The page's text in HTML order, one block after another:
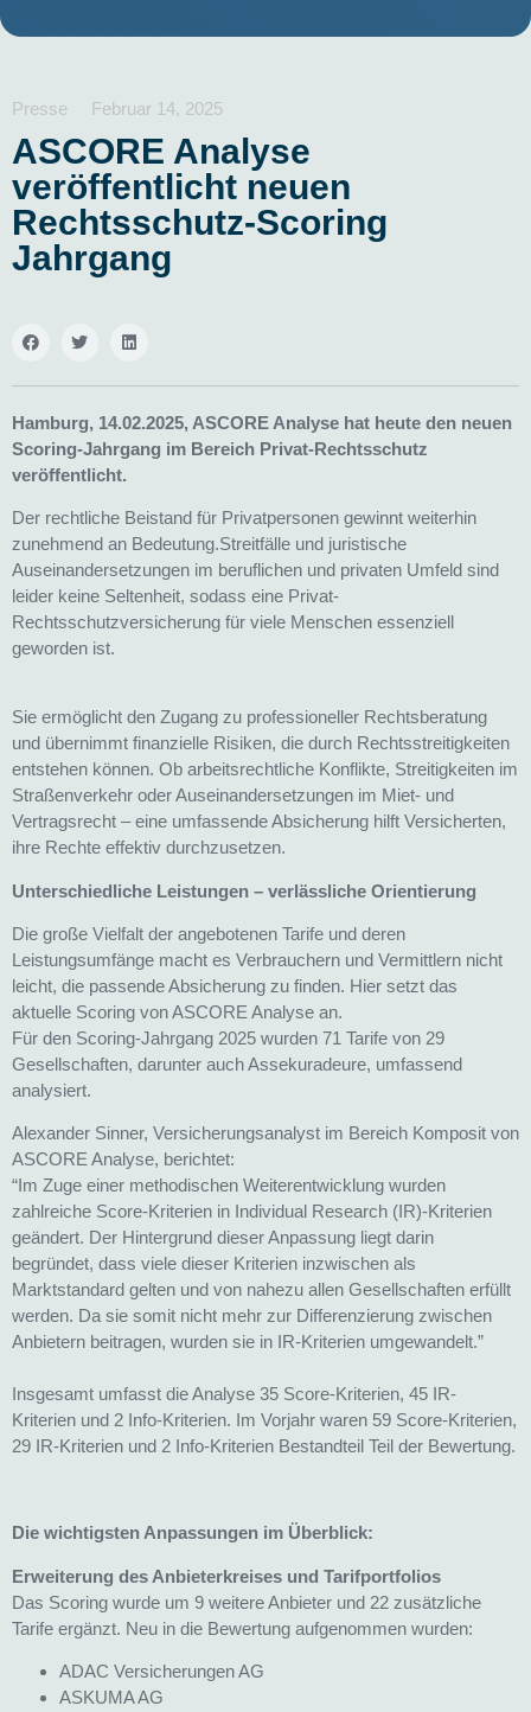
Presse Februar 14, 2025
ASCORE Analyse
veröffentlicht neuen
Rechtsschutz-Scoring
Jahrgang
Hamburg, 14.02.2025, ASCORE Analyse hat heute den neuen
Scoring-Jahrgang im Bereich Privat-Rechtsschutz
veröffentlicht.
Der rechtliche Beistand für Privatpersonen gewinnt weiterhin
zunehmend an Bedeutung.Streitfälle und juristische
Auseinandersetzungen im beruflichen und privaten Umfeld sind
leider keine Seltenheit, sodass eine Privat-
Rechtsschutzversicherung für viele Menschen essenziell
geworden ist.
Sie ermöglicht den Zugang zu professioneller Rechtsberatung
und übernimmt finanzielle Risiken, die durch Rechtsstreitigkeiten
entstehen können. Ob arbeitsrechtliche Konflikte, Streitigkeiten im
Straßenverkehr oder Auseinandersetzungen im Miet- und
Vertragsrecht – eine umfassende Absicherung hilft Versicherten,
ihre Rechte effektiv durchzusetzen.
Unterschiedliche Leistungen – verlässliche Orientierung
Die große Vielfalt der angebotenen Tarife und deren
Leistungsumfänge macht es Verbrauchern und Vermittlern nicht
leicht, die passende Absicherung zu finden. Hier setzt das
aktuelle Scoring von ASCORE Analyse an.
Für den Scoring-Jahrgang 2025 wurden 71 Tarife von 29
Gesellschaften, darunter auch Assekuradeure, umfassend
analysiert.
Alexander Sinner, Versicherungsanalyst im Bereich Komposit von
ASCORE Analyse, berichtet:
“Im Zuge einer methodischen Weiterentwicklung wurden
zahlreiche Score-Kriterien in Individual Research (IR)-Kriterien
geändert. Der Hintergrund dieser Anpassung liegt darin
begründet, dass viele dieser Kriterien inzwischen als
Marktstandard gelten und von nahezu allen Gesellschaften erfüllt
werden. Da sie somit nicht mehr zur Differenzierung zwischen
Anbietern beitragen, wurden sie in IR-Kriterien umgewandelt.”
Insgesamt umfasst die Analyse 35 Score-Kriterien, 45 IR-
Kriterien und 2 Info-Kriterien. Im Vorjahr waren 59 Score-Kriterien,
29 IR-Kriterien und 2 Info-Kriterien Bestandteil Teil der Bewertung.
Die wichtigsten Anpassungen im Überblick:
Erweiterung des Anbieterkreises und Tarifportfolios
Das Scoring wurde um 9 weitere Anbieter und 22 zusätzliche
Tarife ergänzt. Neu in die Bewertung aufgenommen wurden:
ADAC Versicherungen AG
ASKUMA AG